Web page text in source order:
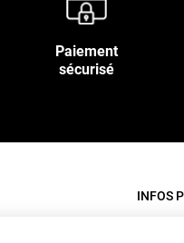
Paiement
sécurisé
INFOS